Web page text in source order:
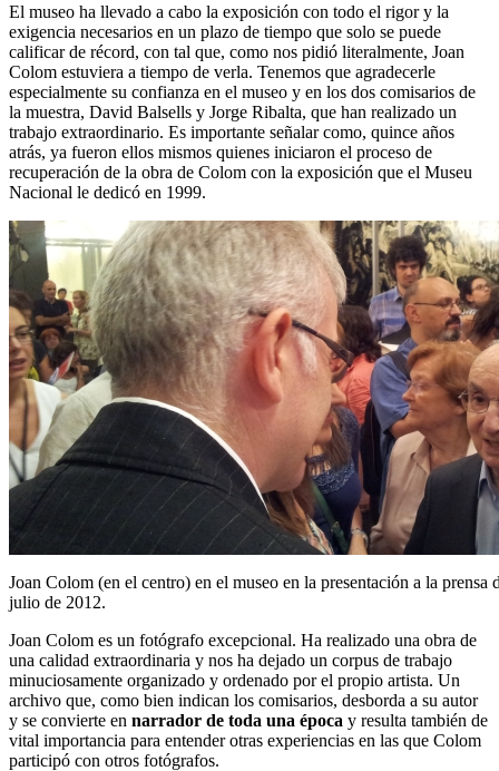
El museo ha llevado a cabo la exposición con todo el rigor y la
exigencia necesarios en un plazo de tiempo que solo se puede
calificar de récord, con tal que, como nos pidió literalmente, Joan
Colom estuviera a tiempo de verla. Tenemos que agradecerle
especialmente su confianza en el museo y en los dos comisarios de
la muestra, David Balsells y Jorge Ribalta, que han realizado un
trabajo extraordinario. Es importante señalar como, quince años
atrás, ya fueron ellos mismos quienes iniciaron el proceso de
recuperación de la obra de Colom con la exposición que el Museu
Nacional le dedicó en 1999.
Joan Colom (en el centro) en el museo en la presentación a la prensa
julio de 2012.
Joan Colom es un fotógrafo excepcional. Ha realizado una obra de
una calidad extraordinaria y nos ha dejado un corpus de trabajo
minuciosamente organizado y ordenado por el propio artista. Un
archivo que, como bien indican los comisarios, desborda a su autor
y se convierte en narrador de toda una época y resulta también de
vital importancia para entender otras experiencias en las que Colom
participó con otros fotógrafos.